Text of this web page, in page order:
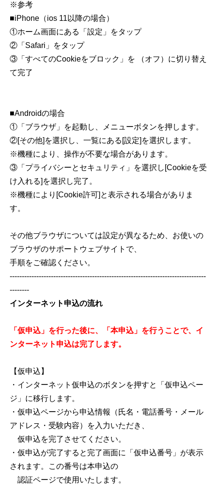
※参考
■iPhone（ios 11以降の場合）
①ホーム画面にある「設定」をタップ
②「Safari」をタップ
③「すべてのCookieをブロック」を （オフ）に切り替え
て完了
■Androidの場合
①「ブラウザ」を起動し、メニューボタンを押します。
②[その他]を選択し、一覧にある[設定]を選択します。
※機種により、操作が不要な場合があります。
③「プライバシーとセキュリティ」を選択し[Cookieを受
け入れる]を選択し完了。
※機種により[Cookie許可]と表示される場合がありま
す。
その他ブラウザについては設定が異なるため、お使いの
ブラウザのサポートウェブサイトで、
手順をご確認ください。
---------------------------------------------------------------------------------
--------
インターネット申込の流れ
「仮申込」を行った後に、「本申込」を行うことで、イ
ンターネット申込は完了します。
【仮申込】
・インターネット仮申込のボタンを押すと「仮申込ペー
ジ」に移行します。
・仮申込ページから申込情報（氏名・電話番号・メール
アドレス・受験内容）を入力いただき、
仮申込を完了させてください。
・仮申込が完了すると完了画面に「仮申込番号」が表示
されます。この番号は本申込の
認証ページで使用いたします。